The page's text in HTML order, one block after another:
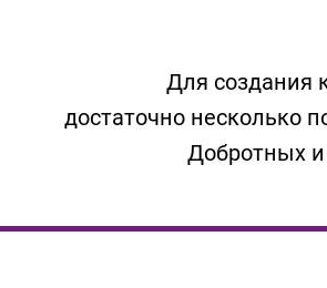
Для создания
достаточно несколько
Добротных